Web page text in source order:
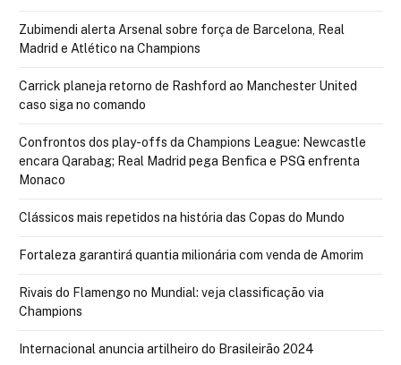
Zubimendi alerta Arsenal sobre força de Barcelona, Real
Madrid e Atlético na Champions
Carrick planeja retorno de Rashford ao Manchester United
caso siga no comando
Confrontos dos play-offs da Champions League: Newcastle
encara Qarabag; Real Madrid pega Benfica e PSG enfrenta
Monaco
Clássicos mais repetidos na história das Copas do Mundo
Fortaleza garantirá quantia milionária com venda de Amorim
Rivais do Flamengo no Mundial: veja classificação via
Champions
Internacional anuncia artilheiro do Brasileirão 2024